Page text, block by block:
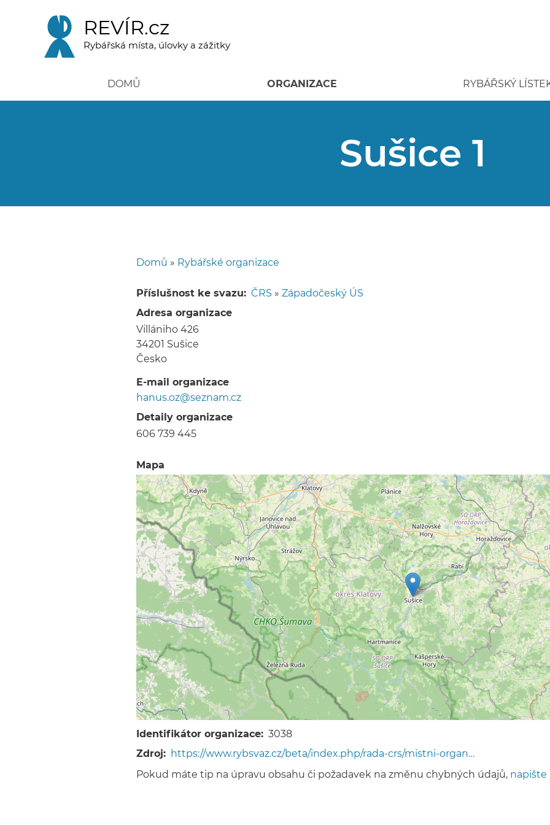
REVÍR.cz
Rybářská místa, úlovky a zážitky
DOMŮ ORGANIZACE RYBÁŘSKÝ
Sušice 1
Drobečková
navigace
Domů Rybářské organizace
Příslušnost ke svazu ČRS » Západočeský ÚS
Adresa organizace
Villániho 426
34201 Sušice
Česko
E-mail organizace
hanus.oz@seznam.cz
Detaily organizace
606 739 445
Mapa
Identifikátor organizace
3038
Zdroj
https://www.rybsvaz.cz/beta/index.php/rada-crs/mistni-organ…
Pokud máte tip na úpravu obsahu či požadavek na změnu chybných údajů, napište